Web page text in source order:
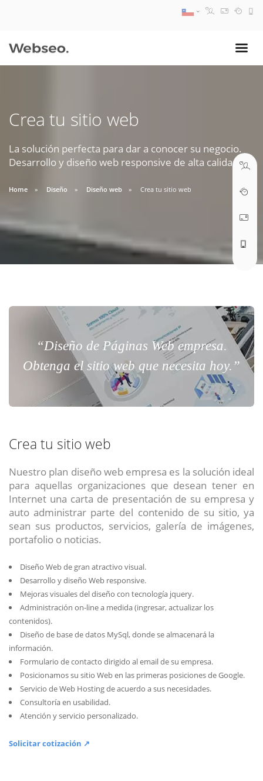
Crea tu sitio web
La solución perfecta para dar a conocer su negocio.
Desarrollo y diseño web responsive de alta calidad.
Home Diseño Diseño web Crea tu sitio web
“Diseño de Páginas Web empresa.
Obtenga el sitio web que necesita hoy.”
Crea tu sitio web
Nuestro plan diseño web empresa es la solución ideal
para aquellas organizaciones que desean tener en
Internet una carta de presentación de su empresa y
auto administrar parte del contenido de su sitio, ya
sean sus productos, servicios, galería de imágenes,
portafolio o noticias.
Diseño Web de gran atractivo visual.
Desarrollo y diseño Web responsive.
Mejoras visuales del diseño con tecnología jquery.
Administración on-line a medida (ingresar, actualizar los
contenidos).
Diseño de base de datos MySql, donde se almacenará la
información.
Formulario de contacto dirigido al email de su empresa.
Posicionamos su sitio Web en las primeras posiciones de Google.
Servicio de Web Hosting de acuerdo a sus necesidades.
Consultoría en usabilidad.
Atención y servicio personalizado.
Solicitar cotización ↗
09:30 AM A 18:30 PM
soporte@webseo.cl